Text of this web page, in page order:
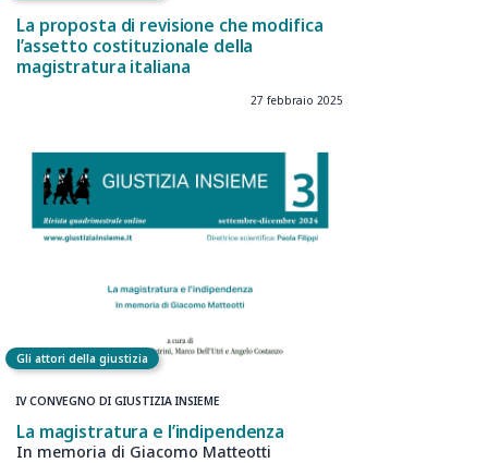
La proposta di revisione che modifica
l’assetto costituzionale della
magistratura italiana
27 febbraio 2025
Gli attori della giustizia
IV CONVEGNO DI GIUSTIZIA INSIEME
La magistratura e l’indipendenza
In memoria di Giacomo Matteotti